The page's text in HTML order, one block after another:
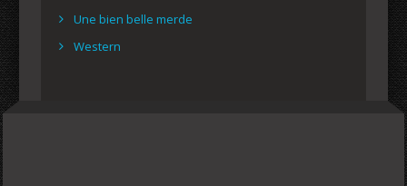
Une bien belle merde
Western